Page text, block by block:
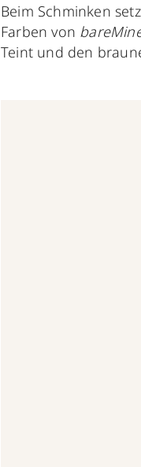
Beim Schminken
Farben von
Teint und den